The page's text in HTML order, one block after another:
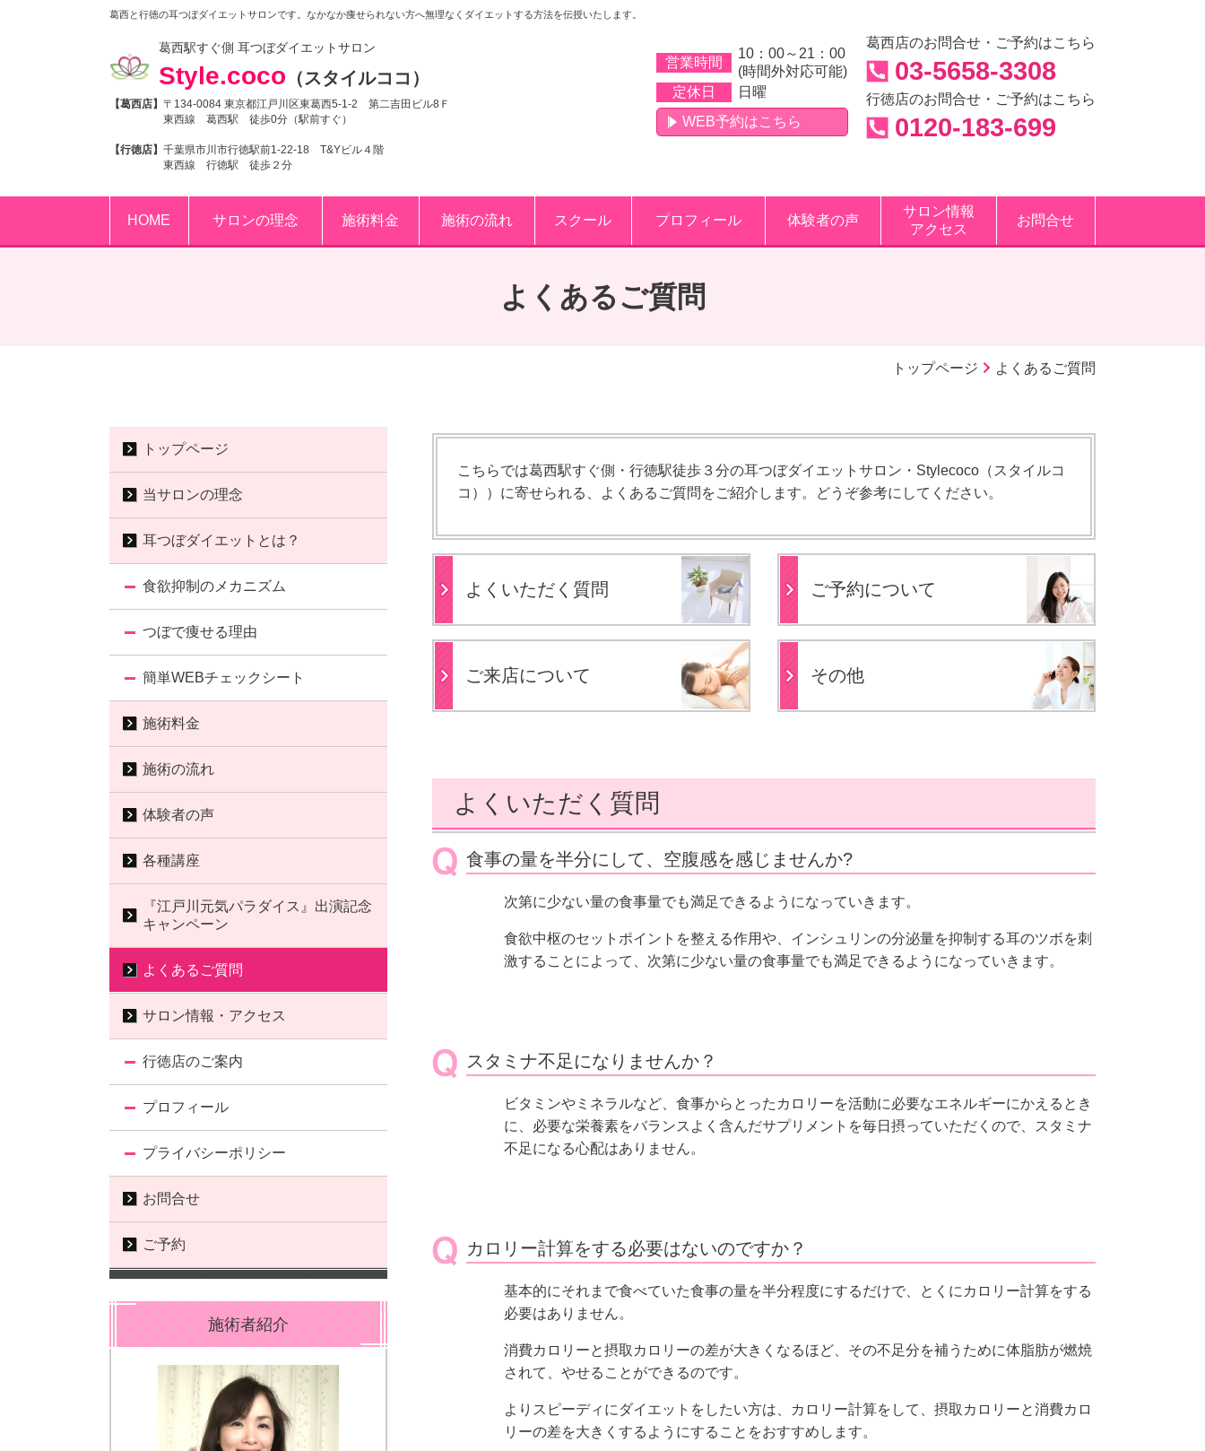
葛西と行徳の耳つぼダイエットサロンです。なかなか痩せられない方へ無理なくダイエットする方法を伝授いたします。
葛西駅すぐ側 耳つぼダイエットサロン
Style.coco （スタイルココ）
【葛西店】 〒134-0084 東京都江戸川区東葛西5-1-2 第二吉田ビル8Ｆ
東西線 葛西駅 徒歩0分（駅前すぐ）
【行徳店】 千葉県市川市行徳駅前1-22-18 T&Yビル４階
東西線 行徳駅 徒歩２分
営業時間
10：00～21：00
(時間外対応可能)
定休日
日曜
WEB予約はこちら
葛西店のお問合せ・ご予約はこちら
03-5658-3308
行徳店のお問合せ・ご予約はこちら
0120-183-699
HOME サロンの理念 施術料金 施術の流れ スクール プロフィール 体験者の声
サロン情報
アクセス
お問合せ
よくあるご質問
トップページ よくあるご質問
こちらでは葛西駅すぐ側・行徳駅徒歩３分の耳つぼダイエットサロン・Stylecoco（スタイルコ
コ）
） に寄せられる、よくあるご質問をご紹介します。どうぞ参考にしてください。
よくいただく質問 ご予約について
ご来店について その他
よくいただく質問
食事の量を半分にして、空腹感を感じませんか?
次第に少ない量の食事量でも満足できるようになっていきます。
食欲中枢のセットポイントを整える作用や、インシュリンの分泌量を抑制する耳のツボを刺
激することによって、次第に少ない量の食事量でも満足できるようになっていきます。
スタミナ不足になりませんか？
ビタミンやミネラルなど、食事からとったカロリーを活動に必要なエネルギーにかえるとき
に、必要な栄養素をバランスよく含んだサプリメントを毎日摂っていただくので、スタミナ
不足になる心配はありません。
カロリー計算をする必要はないのですか？
基本的にそれまで食べていた食事の量を半分程度にするだけで、とくにカロリー計算をする
必要はありません。
消費カロリーと摂取カロリーの差が大きくなるほど、その不足分を補うために体脂肪が燃焼
されて、やせることができるのです。
よりスピーディにダイエットをしたい方は、カロリー計算をして、摂取カロリーと消費カロ
リーの差を大きくするようにすることをおすすめします。
トップページ
当サロンの理念
耳つぼダイエットとは？
食欲抑制のメカニズム
つぼで痩せる理由
簡単WEBチェックシート
施術料金
施術の流れ
体験者の声
各種講座
『江戸川元気パラダイス』出演記念
キャンペーン
よくあるご質問
サロン情報・アクセス
行徳店のご案内
プロフィール
プライバシーポリシー
お問合せ
ご予約
施術者紹介